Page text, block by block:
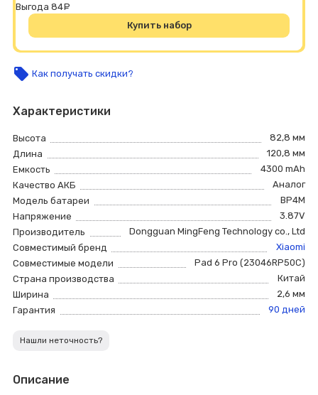
Выгода 84
Купить набор
local_offer Как получать скидки?
Характеристики
Высота
82,8 мм
Длина
120,8 мм
Емкость
4300 mAh
Качество АКБ
Аналог
Модель батареи
BP4M
Напряжение
3.87V
Производитель
Dongguan MingFeng Technology co., Ltd
Совместимый бренд
Xiaomi
Совместимые модели
Pad 6 Pro (23046RP50C)
Страна производства
Китай
Ширина
2,6 мм
Гарантия
90 дней
Нашли неточность?
Описание